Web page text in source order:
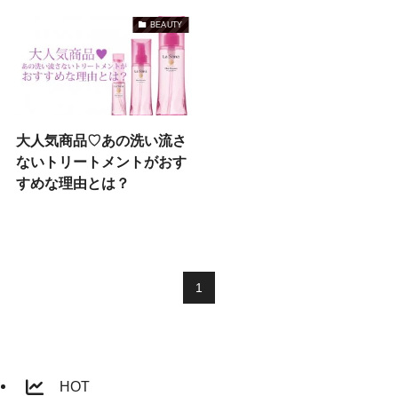
BEAUTY
大人気商品♡あの洗い流さ
ないトリートメントがおす
すめな理由とは？
1
HOT